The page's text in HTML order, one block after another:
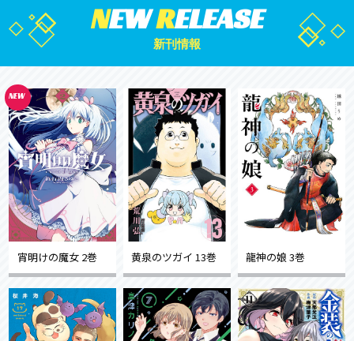
NEWRELEASE
新刊情報
宵明けの魔女 2巻 黄泉のツガイ 13巻 龍神の娘 3巻